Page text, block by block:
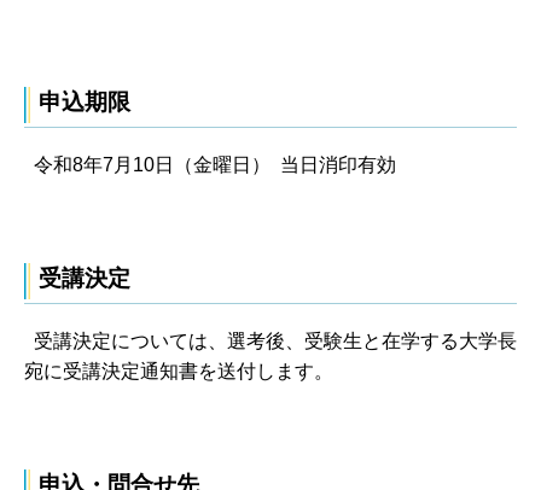
申込期限
令和8年7月10日（金曜日） 当日消印有効
受講決定
受講決定については、選考後、受験生と在学する大学長
宛に受講決定通知書を送付します。
申込・問合せ先